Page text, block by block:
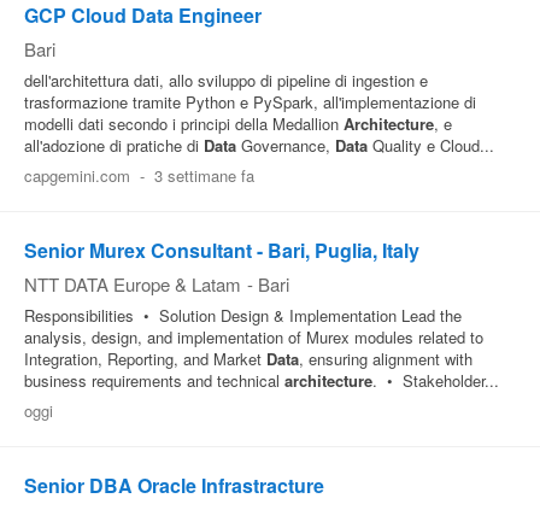
GCP Cloud Data Engineer
Bari
dell'architettura dati, allo sviluppo di pipeline di ingestion e
trasformazione tramite Python e PySpark, all'implementazione di
modelli dati secondo i principi della Medallion Architecture, e
all'adozione di pratiche di Data Governance, Data Quality e Cloud...
capgemini.com - 3 settimane fa
Senior Murex Consultant - Bari, Puglia, Italy
NTT DATA Europe & Latam - Bari
Responsibilities • Solution Design & Implementation Lead the
analysis, design, and implementation of Murex modules related to
Integration, Reporting, and Market Data, ensuring alignment with
business requirements and technical architecture. • Stakeholder...
oggi
Senior DBA Oracle Infrastracture